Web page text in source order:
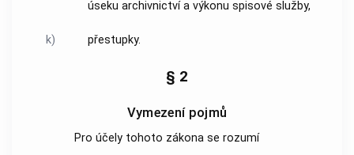
úseku archivnictvía výkonu spisové služby,
k) přestupky.
§ 2
Vymezení pojmů
Pro účely tohoto zákona se rozumí